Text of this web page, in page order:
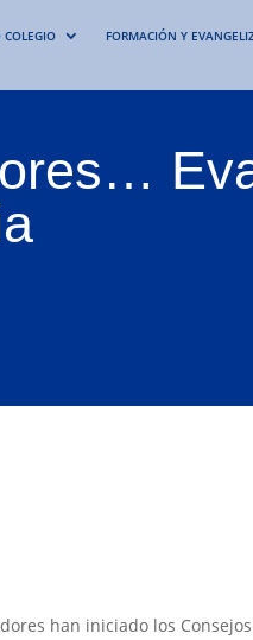
COLEGIO FORMACIÓN Y
han iniciado los